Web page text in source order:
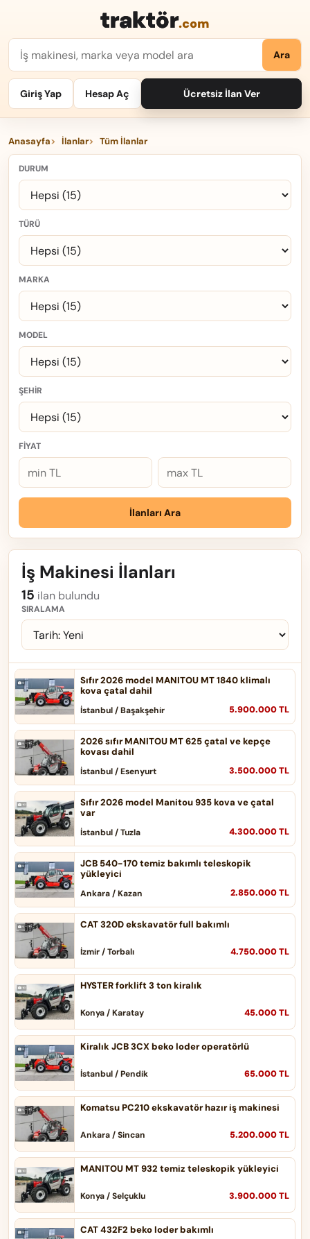
traktör.com
Ara
Giriş Yap Hesap Aç Ücretsiz İlan Ver
Anasayfa İlanlar Tüm İlanlar
DURUM
TÜRÜ
MARKA
MODEL
ŞEHIR
FIYAT
İlanları Ara
İş Makinesi İlanları
15 ilan bulundu
SIRALAMA
Sıfır 2026 model MANITOU MT 1840 klimalı
kova çatal dahil
5.900.000 TL
İstanbul / Başakşehir
2026 sıfır MANITOU MT 625 çatal ve kepçe
kovası dahil
3.500.000 TL
İstanbul / Esenyurt
Sıfır 2026 model Manitou 935 kova ve çatal
var
4.300.000 TL
İstanbul / Tuzla
JCB 540-170 temiz bakımlı teleskopik
yükleyici
2.850.000 TL
Ankara / Kazan
CAT 320D ekskavatör full bakımlı
4.750.000 TL
İzmir / Torbalı
HYSTER forklift 3 ton kiralık
45.000 TL
Konya / Karatay
Kiralık JCB 3CX beko loder operatörlü
65.000 TL
İstanbul / Pendik
Komatsu PC210 ekskavatör hazır iş makinesi
5.200.000 TL
Ankara / Sincan
MANITOU MT 932 temiz teleskopik yükleyici
3.900.000 TL
Konya / Selçuklu
CAT 432F2 beko loder bakımlı